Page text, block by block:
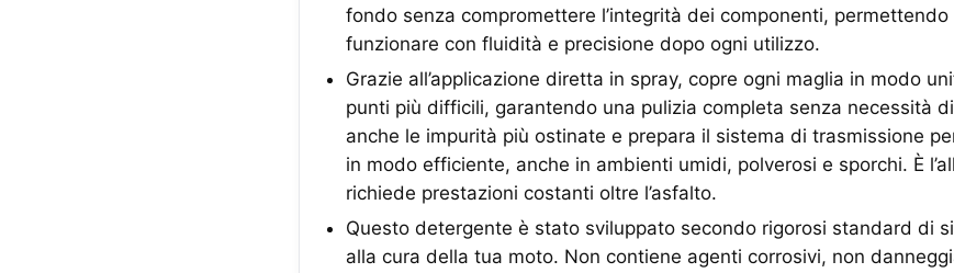
fondo senza compromettere l’integrità dei componenti,
funzionare con fluidità e precisione dopo ogni utilizzo.
Grazie all’applicazione diretta in spray, copre ogni maglia in modo
punti più difficili, garantendo una pulizia completa senza necessità
anche le impurità più ostinate e prepara il sistema di trasmissione
in modo efficiente, anche in ambienti umidi, polverosi e sporchi. È
richiede prestazioni costanti oltre l’asfalto.
Questo detergente è stato sviluppato secondo rigorosi standard di
alla cura della tua moto. Non contiene agenti corrosivi, non